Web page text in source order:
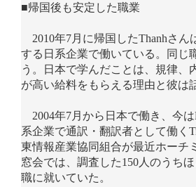
■帰国後も安定した職業
2010年7月に帰国したThanhさん
する日系企業で働いている。同じ
う。日本で学んだことは、規律、
が高い給料をもらえる理由と彼は
2004年7月から日本で働き、今は
系企業で通訳・翻訳者として働く
東情報産業協同組合が最近ホーチ
窓会では、調査した150人のうち
職に就いていた。